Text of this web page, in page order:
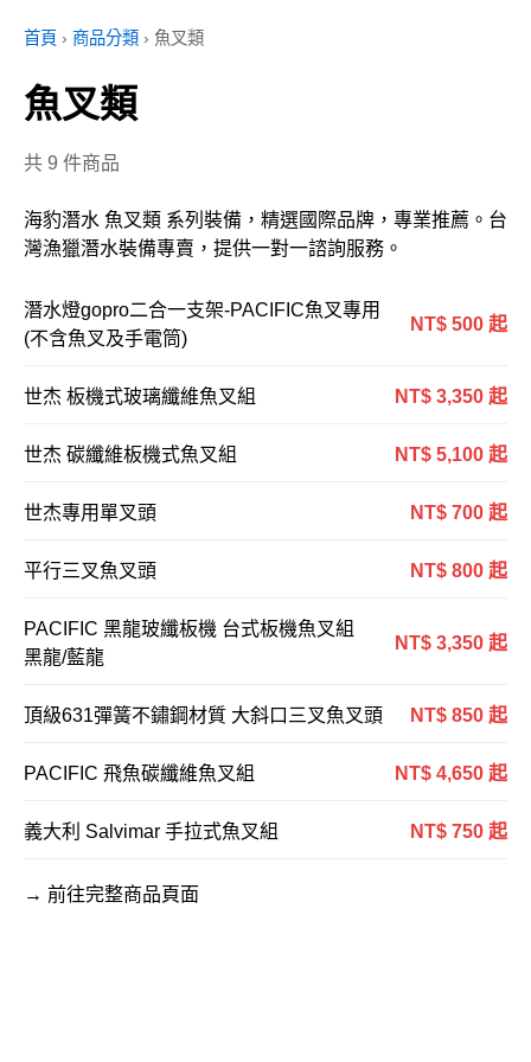
首頁 › 商品分類 › 魚叉類
魚叉類
共 9 件商品
海豹潛水 魚叉類 系列裝備，精選國際品牌，專業推薦。台
灣漁獵潛水裝備專賣，提供一對一諮詢服務。
潛水燈gopro二合一支架-PACIFIC魚叉專用
(不含魚叉及手電筒)
NT$ 500 起
世杰 板機式玻璃纖維魚叉組 NT$ 3,350 起
世杰 碳纖維板機式魚叉組 NT$ 5,100 起
世杰專用單叉頭 NT$ 700 起
平行三叉魚叉頭 NT$ 800 起
PACIFIC 黑龍玻纖板機 台式板機魚叉組
黑龍/藍龍
NT$ 3,350 起
頂級631彈簧不鏽鋼材質 大斜口三叉魚叉頭 NT$ 850 起
PACIFIC 飛魚碳纖維魚叉組 NT$ 4,650 起
義大利 Salvimar 手拉式魚叉組 NT$ 750 起
→ 前往完整商品頁面